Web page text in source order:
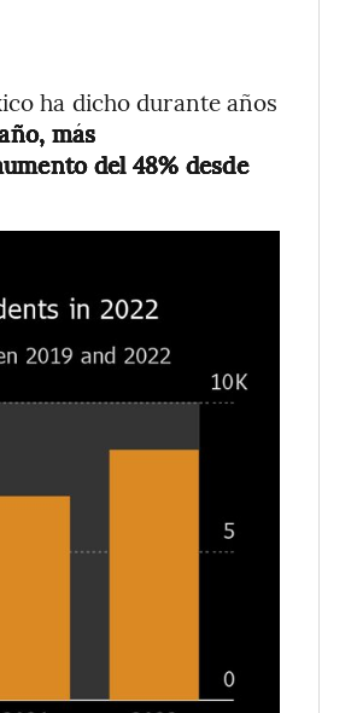
ha dicho durante años
más
del 48% desde